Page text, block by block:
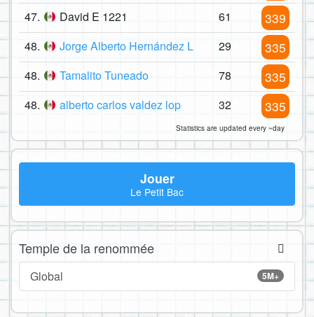
47. David E 1221 61 339
48. Jorge Alberto Hernández L 29 335
48. Tamalito Tuneado 78 335
48. alberto carlos valdez lop 32 335
Statistics are updated every ~day
Jouer
Le Petit Bac
Temple de la renommée
5M+
Global